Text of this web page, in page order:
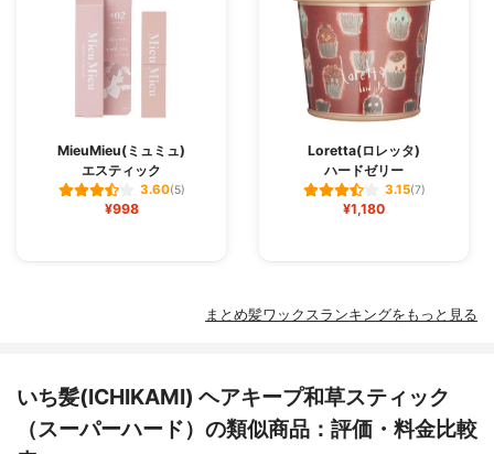
MieuMieu(ミュミュ)
エスティック
3.60(5)
¥998
Loretta(ロレッタ)
ハードゼリー
3.15(7)
¥1,180
まとめ髪ワックスランキングをもっと見る
いち髪(ICHIKAMI) ヘアキープ和草スティック
（スーパーハード）の類似商品：評価・料金比較